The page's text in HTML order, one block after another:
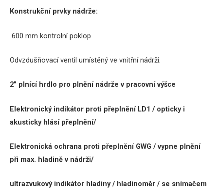
Konstrukční prvky nádrže:
600 mm kontrolní poklop
Odvzdušňovací ventil umístěný ve vnitřní nádrži.
2″ plnící hrdlo pro plnění nádrže v pracovní výšce
Elektronický indikátor proti přeplnění LD1 / opticky i
akusticky hlásí přeplnění/
Elektronická ochrana proti přeplnění GWG / vypne plnění
při max. hladině v nádrži/
ultrazvukový indikátor hladiny / hladinoměr / se snímačem